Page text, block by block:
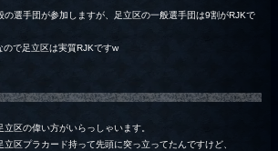
の選手団が参加しますが、足立区の一般選手団は9割がRJKで
ので足立区は実質RJKですw
区の偉い方がいらっしゃいます。
区プラカード持って先頭に突っ立ってたんですけど、